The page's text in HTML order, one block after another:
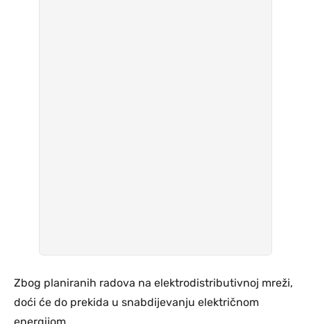
Zbog planiranih radova na elektrodistributivnoj mreži,
doći će do prekida u snabdijevanju električnom